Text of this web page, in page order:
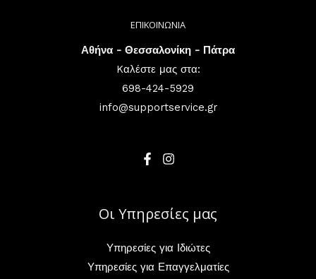
ΕΠΙΚΟΙΝΩΝΙΑ
Αθήνα - Θεσσαλονίκη - Πάτρα
Kαλέστε μας στα:
698-424-5929
info@supportservice.gr
Οι Υπηρεσίες μας
Υπηρεσίες για Ιδιώτες
Υπηρεσίες για Επαγγελματίες